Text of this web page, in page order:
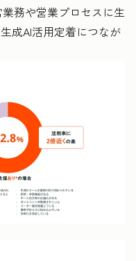
務や営業プロセスに生
成AI活用定着につなが